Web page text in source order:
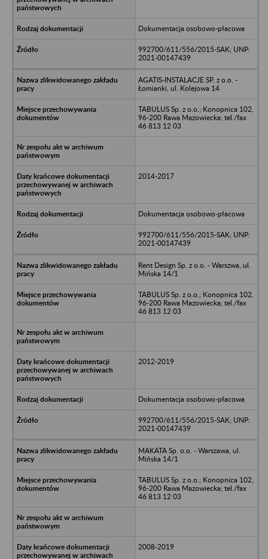
Dokumentacja osobowo-płacowa
992700/611/556/2015-SAK; UNP:
2021-00147439
AGATIS-INSTALACJE SP. z o.o. -
Łomianki, ul. Kolejowa 14
TABULUS Sp. z o.o.; Konopnica 102,
96-200 Rawa Mazowiecka; tel./fax
46 813 12 03
2014-2017
Dokumentacja osobowo-płacowa
992700/611/556/2015-SAK; UNP:
2021-00147439
Rent Design Sp. z o.o. - Warszwa, ul.
Mińska 14/1
TABULUS Sp. z o.o.; Konopnica 102,
96-200 Rawa Mazowiecka; tel./fax
46 813 12 03
2012-2019
Dokumentacja osobowo-płacowa
992700/611/556/2015-SAK; UNP:
2021-00147439
MAKATA Sp. o.o. - Warszawa, ul.
Mińska 14/1
TABULUS Sp. z o.o.; Konopnica 102,
96-200 Rawa Mazowiecka; tel./fax
46 813 12 03
2008-2019